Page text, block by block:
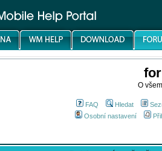
O
FAQ Hledat
Osobní nastavení